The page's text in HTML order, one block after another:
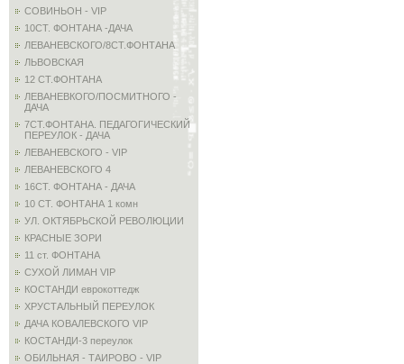
СОВИНЬОН - VIP
10СТ. ФОНТАНА -ДАЧА
ЛЕВАНЕВСКОГО/8СТ.ФОНТАНА
ЛЬВОВСКАЯ
12 СТ.ФОНТАНА
ЛЕВАНЕВКОГО/ПОСМИТНОГО -
ДАЧА
7СТ.ФОНТАНА. ПЕДАГОГИЧЕСКИЙ
ПЕРЕУЛОК - ДАЧА
ЛЕВАНЕВСКОГО - VIP
ЛЕВАНЕВСКОГО 4
16СТ. ФОНТАНА - ДАЧА
10 СТ. ФОНТАНА 1 комн
УЛ. ОКТЯБРЬСКОЙ РЕВОЛЮЦИИ
КРАСНЫЕ ЗОРИ
11 ст. ФОНТАНА
СУХОЙ ЛИМАН VIP
КОСТАНДИ еврокоттедж
ХРУСТАЛЬНЫЙ ПЕРЕУЛОК
ДАЧА КОВАЛЕВСКОГО VIP
КОСТАНДИ-3 переулок
ОБИЛЬНАЯ - ТАИРОВО - VIP